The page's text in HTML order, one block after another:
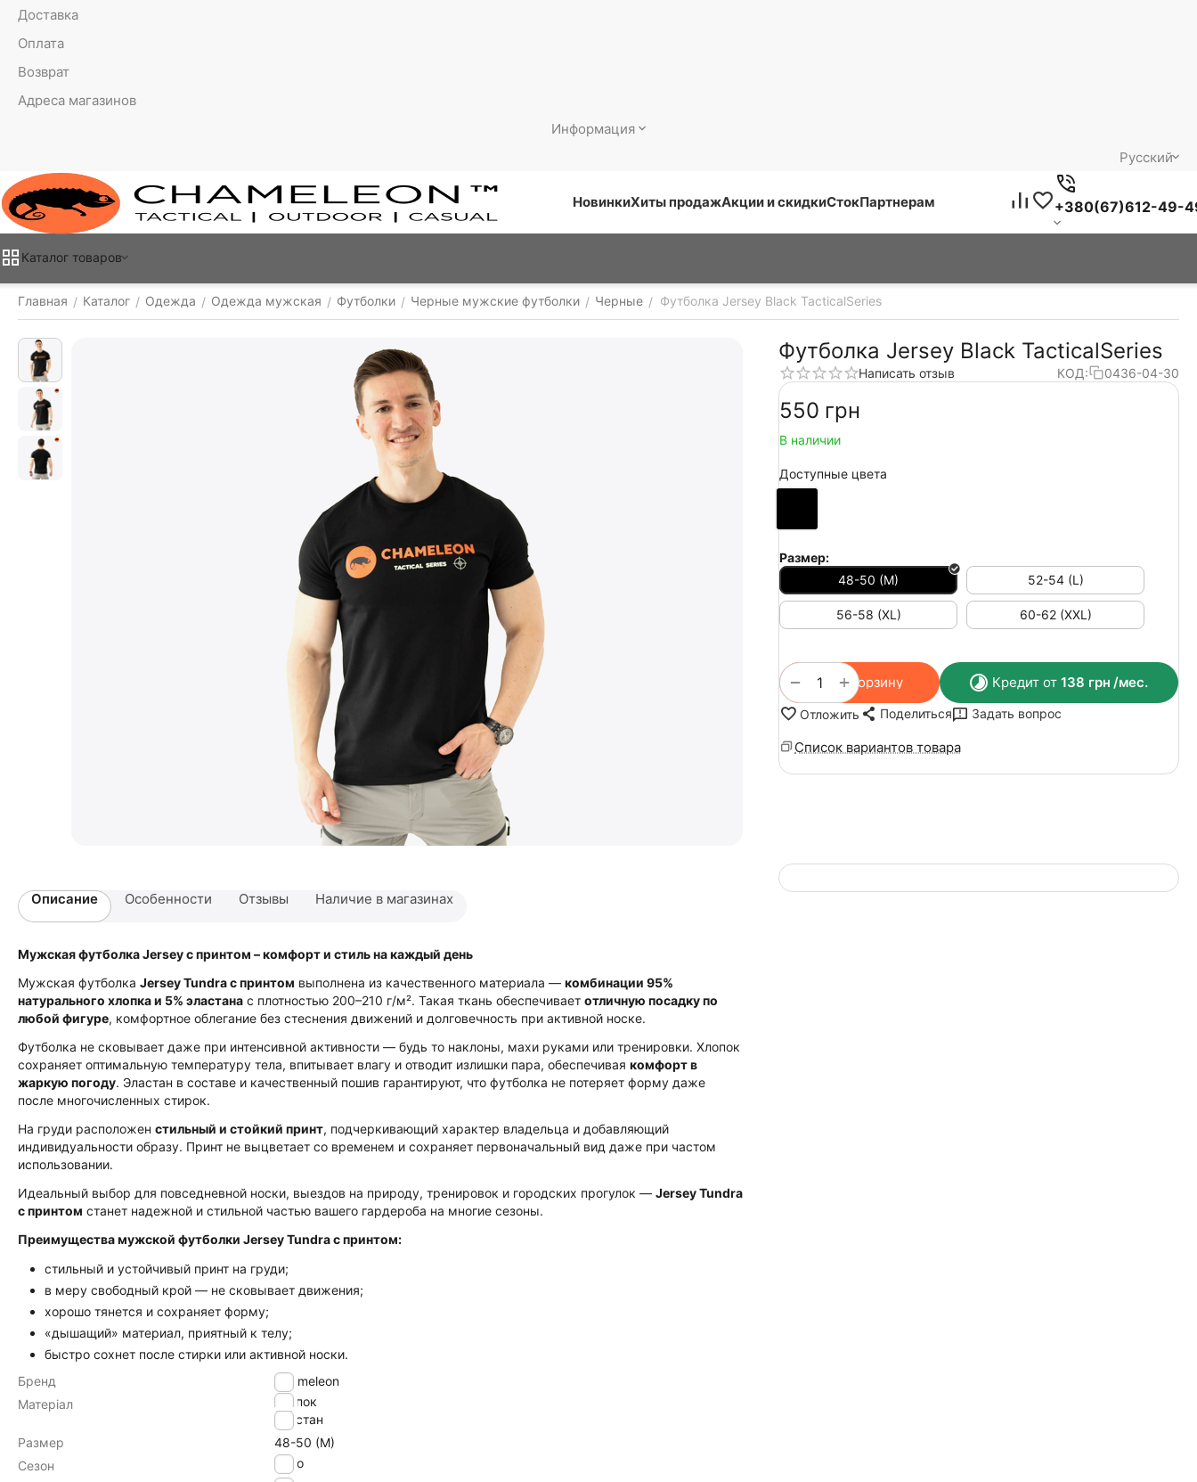
Доставка
Оплата
Возврат
Адреса магазинов
Информация
Русский
НовинкиХиты продажАкции и скидкиСтокПартнерам +380(67)612-49-
Каталог товаров
Главная / Каталог / Одежда / Одежда мужская / Футболки / Черные мужские футболки / Черные / Футболка Jersey Black TacticalSeries
Футболка Jersey Black TacticalSeries
Написать отзыв КОД: 0436-04-30
‍550‍ грн
В наличии
Доступные цвета
Размер:
48-50 (M)
52-54 (L)
56-58 (XL) 60-62 (XXL)
+
− В корзину Кредит от 138 грн /мес.
Отложить Поделиться Задать вопрос
Список вариантов товара
Описание Особенности Отзывы Наличие в магазинах
Мужская футболка Jersey с принтом – комфорт и стиль на каждый день
Мужская футболка Jersey Tundra с принтом выполнена из качественного материала — комбинации 95%
натурального хлопка и 5% эластана с плотностью 200–210 г/м². Такая ткань обеспечивает отличную посадку по
любой фигуре, комфортное облегание без стеснения движений и долговечность при активной носке.
Футболка не сковывает даже при интенсивной активности — будь то наклоны, махи руками или тренировки. Хлопок
сохраняет оптимальную температуру тела, впитывает влагу и отводит излишки пара, обеспечивая комфорт в
жаркую погоду. Эластан в составе и качественный пошив гарантируют, что футболка не потеряет форму даже
после многочисленных стирок.
На груди расположен стильный и стойкий принт, подчеркивающий характер владельца и добавляющий
индивидуальности образу. Принт не выцветает со временем и сохраняет первоначальный вид даже при частом
использовании.
Идеальный выбор для повседневной носки, выездов на природу, тренировок и городских прогулок — Jersey Tundra
с принтом станет надежной и стильной частью вашего гардероба на многие сезоны.
Преимущества мужской футболки Jersey Tundra с принтом:
стильный и устойчивый принт на груди;
в меру свободный крой — не сковывает движения;
хорошо тянется и сохраняет форму;
«дышащий» материал, приятный к телу;
быстро сохнет после стирки или активной носки.
Бренд
Chameleon
Матеріал
хлопок
эластан
Размер
48-50 (M)
Сезон
Лето